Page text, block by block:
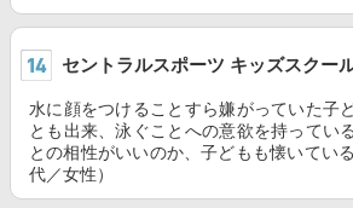
セントラルスポーツ キッズスクー
水に顔をつけることすら嫌がっていた子
とも出来、泳ぐことへの意欲を持ってい
との相性がいいのか、子どもも懐いてい
代／女性）